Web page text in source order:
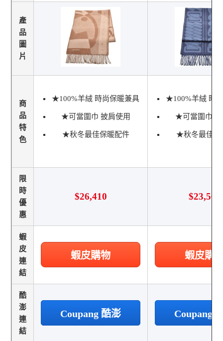
產
品
圖
片
商
品
特
色
★100%羊絨 時尚保暖兼具
★可當圍巾 披肩使用
★秋冬最佳保暖配件
★100%羊絨 時
★可當圍巾 披
★秋冬最佳保
限
時
優
惠
$26,410 $23,560
蝦
皮
連
結
蝦皮購物 蝦皮購
酷
澎
連
結
Coupang 酷澎 Coupang